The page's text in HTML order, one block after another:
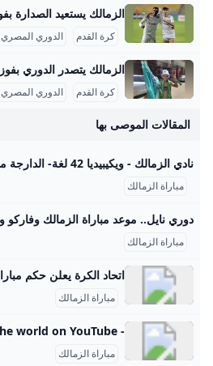
كرة القدم الدوري المصري
كرة القدم الدوري المصري
المقالات الموصى بها
مباراة الزمالك
مباراة الزمالك
مباراة الزمالك
مباراة الزمالك